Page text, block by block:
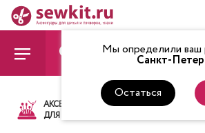
Мы определили ваш
Санкт-
Остаться
АКСЕССУАРЫ
ДЛЯ ШИТЬЯ
ТКАНИ